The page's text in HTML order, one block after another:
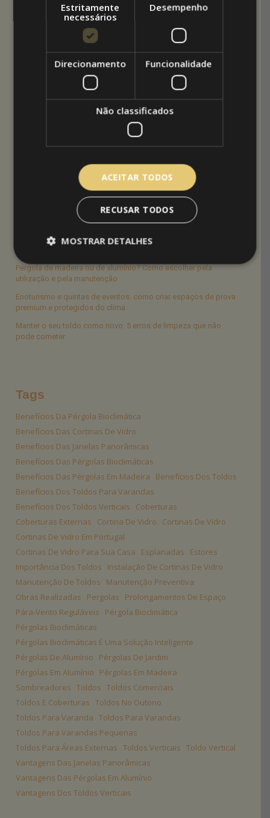
A Expojardim terá lugar na ExpoSalão / Batalha
irá realizar-se entre sexta-feira, dia 9 de Março,
e Domingo, dia 11 de Março, sempre entre as
Aproveitamos este texto para sugerir que
para aceder ao Convite Oficial da
Artigos recentes
Nortada no verão: como proteger o terraço do vento da tarde na
Toldo para varanda: como escolher segundo a orientação e o
Pérgola de madeira ou de alumínio? Como escolher pela
utilização e pela manutenção
Enoturismo e quintas de eventos: como criar espaços de prova
premium e protegidos do clima
Manter o seu toldo como novo: 5 erros de limpeza que não
pode cometer
Tags
Benefícios Da Pérgola Bioclimática
Benefícios Das Cortinas De Vidro
Benefícios Das Janelas Panorâmicas
Benefícios Das Pérgolas Bioclimáticas
Benefícios Das Pérgolas Em Madeira
Benefícios Dos Toldos
Benefícios Dos Toldos Para Varandas
Benefícios Dos Toldos Verticais
Coberturas
Coberturas Externas
Cortina De Vidro
Cortinas De Vidro
Cortinas De Vidro Em Portugal
Cortinas De Vidro Para Sua Casa
Esplanadas
Estores
Importância Dos Toldos
Instalação De Cortinas De Vidro
Manutenção De Toldos
Manutenção Preventiva
Obras Realizadas
Pergolas
Prolongamentos De Espaço
Pára-Vento Reguláveis
Pérgola Bioclimática
Pérgolas Bioclimáticas
Pérgolas Bioclimáticas É Uma Solução Inteligente
Pérgolas De Alumínio
Pérgolas De Jardim
Pérgolas Em Alumínio
Pérgolas Em Madeira
Sombreadores Toldos Toldos Comerciais
Toldos E Coberturas Toldos No Outono
Toldos Para Varanda Toldos Para Varandas
Toldos Para Varandas Pequenas
Toldos Para Áreas Externas Toldos Verticais Toldo Vertical
Vantagens Das Janelas Panorâmicas
Vantagens Das Pérgolas Em Alumínio
Vantagens Dos Toldos Verticais
Estritamente
necessários
Desempenho
Direcionamento Funcionalidade
Não classificados
ACEITAR TODOS
RECUSAR TODOS
MOSTRAR DETALHES